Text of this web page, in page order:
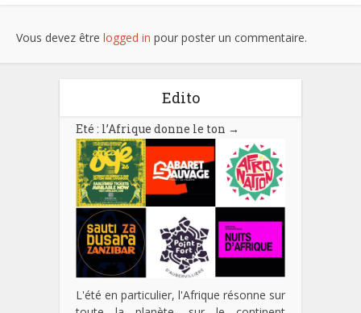
Vous devez être logged in pour poster un commentaire.
Edito
Eté : l’Afrique donne le ton →
L'été en particulier, l'Afrique résonne sur